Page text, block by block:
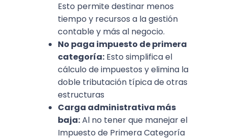
Esto permite destinar menos
tiempo y recursos a la gestión
contable y más al negocio.
No paga impuesto de primera
categoría: Esto simplifica el
cálculo de impuestos y elimina la
doble tributación típica de otras
estructuras
Carga administrativa más
baja:Al no tener que manejar el
Impuesto de Primera Categoría